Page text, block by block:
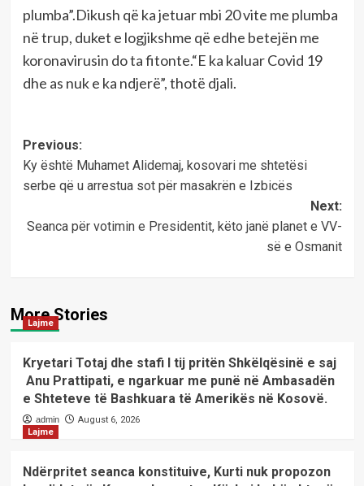
plumba”.Dikush që ka jetuar mbi 20 vite me plumba
në trup, duket e logjikshme që edhe betejën me
koronavirusin do ta fitonte.“E ka kaluar Covid 19
dhe as nuk e ka ndjerë”, thotë djali.
Post
navigation
Previous:
Ky është Muhamet Alidemaj, kosovari me shtetësi
serbe që u arrestua sot për masakrën e Izbicës
Next:
Seanca për votimin e Presidentit, këto janë planet e VV-
së e Osmanit
More Stories
Lajme
Kryetari Totaj dhe stafi I tij pritën Shkëlqësinë e saj
Anu Prattipati, e ngarkuar me punë në Ambasadën
e Shteteve të Bashkuara të Amerikës në Kosovë.
admin
August 6, 2026
Lajme
Ndërpritet seanca konstituive, Kurti nuk propozon